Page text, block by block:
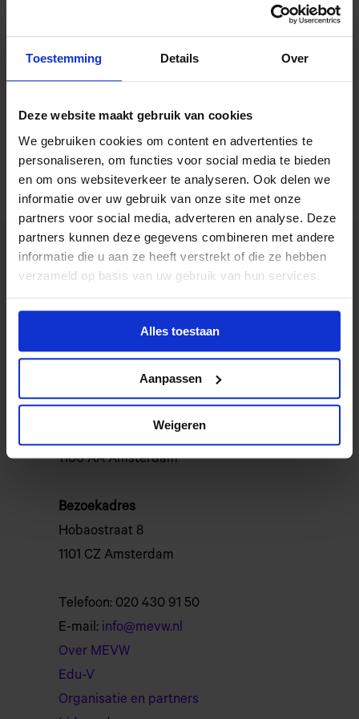
Toestemming Details Over
Deze website maakt gebruik van cookies
We gebruiken cookies om content en advertenties te
personaliseren, om functies voor social media te bieden
en om ons websiteverkeer te analyseren. Ook delen we
informatie over uw gebruik van onze site met onze
partners voor social media, adverteren en analyse. Deze
partners kunnen deze gegevens combineren met andere
informatie die u aan ze heeft verstrekt of die ze hebben
verzameld op basis van uw gebruik van hun services.
Alles toestaan
Aanpassen
Weigeren
Isabelle Lekahena
1100 AA Amsterdam
Bezoekadres
Hobaostraat 8
1101 CZ Amsterdam
Telefoon: 020 430 91 50
E-mail: info@mevw.nl
Over MEVW
Edu-V
Organisatie en partners